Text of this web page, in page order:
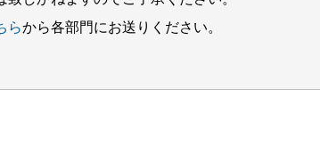
らから各部門にお送りください。